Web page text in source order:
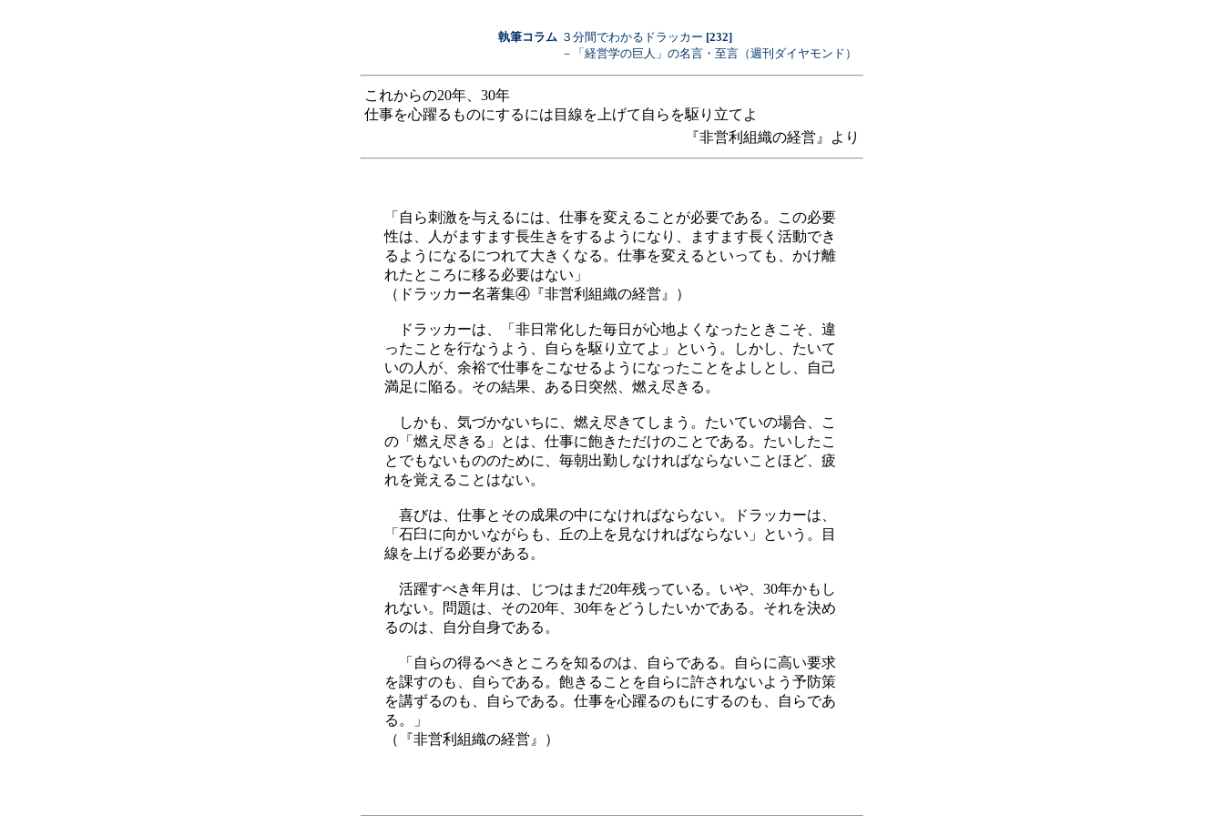
執筆コラム ３分間でわかるドラッカー [232]
－「経営学の巨人」の名言・至言（週刊ダイヤモンド）
これからの20年、30年
仕事を心躍るものにするには目線を上げて自らを駆り立てよ
『非営利組織の経営』より
「自ら刺激を与えるには、仕事を変えることが必要である。この必要
性は、人がますます長生きをするようになり、ますます長く活動でき
るようになるにつれて大きくなる。仕事を変えるといっても、かけ離
れたところに移る必要はない」
（ドラッカー名著集④『非営利組織の経営』）
ドラッカーは、「非日常化した毎日が心地よくなったときこそ、違
ったことを行なうよう、自らを駆り立てよ」という。しかし、たいて
いの人が、余裕で仕事をこなせるようになったことをよしとし、自己
満足に陥る。その結果、ある日突然、燃え尽きる。
しかも、気づかないちに、燃え尽きてしまう。たいていの場合、こ
の「燃え尽きる」とは、仕事に飽きただけのことである。たいしたこ
とでもないもののために、毎朝出勤しなければならないことほど、疲
れを覚えることはない。
喜びは、仕事とその成果の中になければならない。ドラッカーは、
「石臼に向かいながらも、丘の上を見なければならない」という。目
線を上げる必要がある。
活躍すべき年月は、じつはまだ20年残っている。いや、30年かもし
れない。問題は、その20年、30年をどうしたいかである。それを決め
るのは、自分自身である。
「自らの得るべきところを知るのは、自らである。自らに高い要求
を課すのも、自らである。飽きることを自らに許されないよう予防策
を講ずるのも、自らである。仕事を心躍るのもにするのも、自らであ
る。」
（『非営利組織の経営』）